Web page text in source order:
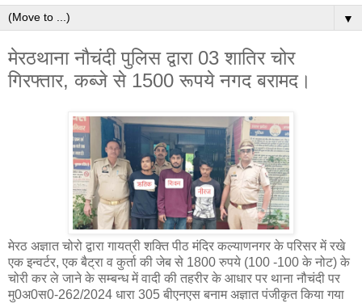
▼
मेरठथाना नौचंदी पुलिस द्वारा 03 शातिर चोर
गिरफ्तार, कब्जे से 1500 रूपये नगद बरामद।
मेरठ अज्ञात चोरो द्वारा गायत्री शक्ति पीठ मंदिर कल्याणनगर के परिसर में रखे
एक इन्वर्टर, एक बैट्रा व कुर्ता की जेब से 1800 रुपये (100 -100 के नोट) के
चोरी कर ले जाने के सम्बन्ध में वादी की तहरीर के आधार पर थाना नौचंदी पर
मु0अ0स0-262/2024 धारा 305 बीएनएस बनाम अज्ञात पंजीकृत किया गया